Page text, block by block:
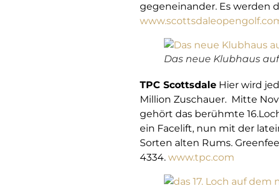
gegeneinander. Es werden
Das neue Klubhaus
TPC Scottsdale Hier wird
Million Zuschauer. Mitte
gehört das berühmte
ein Facelift, nun mit der
Sorten alten Rums.
4334. www.tpc.com